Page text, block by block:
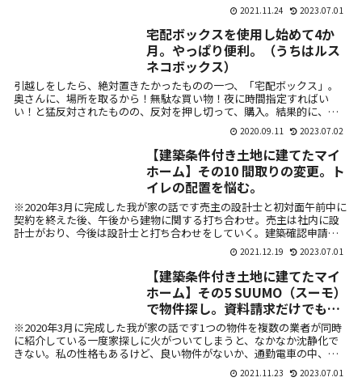
2021.11.24 2023.07.01
宅配ボックスを使用し始めて4か
月。やっぱり便利。（うちはルス
ネコボックス）
引越しをしたら、絶対置きたかったものの一つ、「宅配ボックス」。
奥さんに、場所を取るから！無駄な買い物！夜に時間指定すればい
い！と猛反対されたものの、反対を押し切って、購入。結果的に、不
2020.09.11 2023.07.02
【建築条件付き土地に建てたマイ
ホーム】その10 間取りの変更。ト
イレの配置を悩む。
※2020年3月に完成した我が家の話です売主の設計士と初対面午前中に
契約を終えた後、午後から建物に関する打ち合わせ。売主は社内に設
計士がおり、今後は設計士と打ち合わせをしていく。建築確認申請の
2021.12.19 2023.07.01
【建築条件付き土地に建てたマイ
ホーム】その5 SUUMO（スーモ）
で物件探し。資料請求だけでも営
業電話は覚悟。
※2020年3月に完成した我が家の話です1つの物件を複数の業者が同時
に紹介している一度家探しに火がついてしまうと、なかなか沈静化で
きない。私の性格もあるけど、良い物件がないか、通勤電車の中、食
2021.11.23 2023.07.01